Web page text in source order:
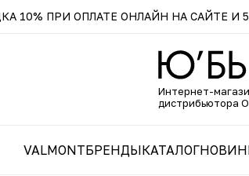
10% ПРИ ОПЛАТЕ ОНЛАЙН НА САЙТЕ И
Интернет-
дистрибьютора
VALMONTБРЕНДЫКАТАЛОГ